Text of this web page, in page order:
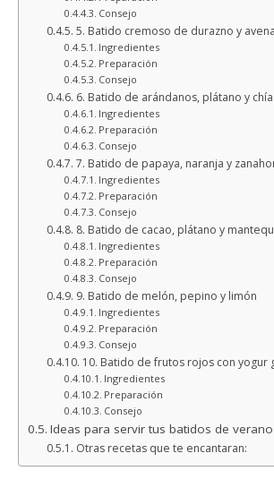
Consejo
5. Batido cremoso de durazno y avena
Ingredientes
Preparación
Consejo
6. Batido de arándanos, plátano y chía
Ingredientes
Preparación
Consejo
7. Batido de papaya, naranja y
Ingredientes
Preparación
Consejo
8. Batido de cacao, plátano y
Ingredientes
Preparación
Consejo
9. Batido de melón, pepino y limón
Ingredientes
Preparación
Consejo
10. Batido de frutos rojos con yogur
Ingredientes
Preparación
Consejo
Ideas para servir tus batidos de verano
Otras recetas que te encantaran: